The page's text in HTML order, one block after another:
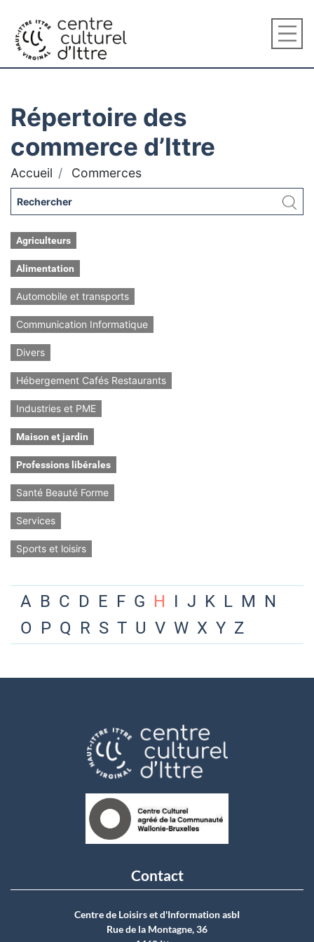
Répertoire des
commerce d’Ittre
Accueil Commerces
Agriculteurs
Alimentation
Automobile et transports
Communication Informatique
Divers
Hébergement Cafés Restaurants
Industries et PME
Maison et jardin
Professions libérales
Santé Beauté Forme
Services
Sports et loisirs
A B C D E F G H I J K L M N
O P Q R S T U V W X Y Z
Contact
Centre de Loisirs et d'Information asbI
Rue de la Montagne, 36